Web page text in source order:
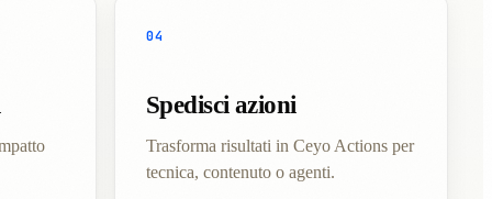
04
Spedisci azioni
Trasforma risultati in Ceyo Actions per
tecnica, contenuto o agenti.